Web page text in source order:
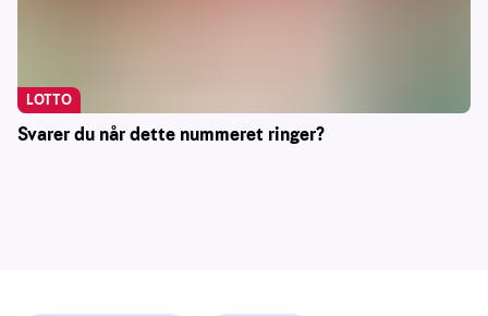
Svarer du når dette nummeret ringer?
LOTTO